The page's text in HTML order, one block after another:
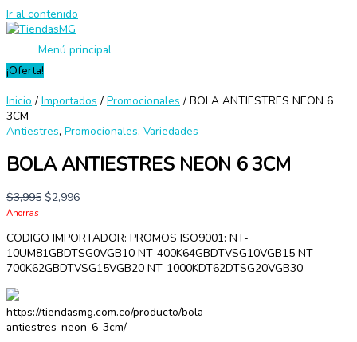
Ir al contenido
Menú principal
¡Oferta!
Inicio / Importados / Promocionales / BOLA ANTIESTRES NEON 6
3CM
Antiestres, Promocionales, Variedades
BOLA ANTIESTRES NEON 6 3CM
$3,995 $2,996
Ahorras
CODIGO IMPORTADOR: PROMOS ISO9001: NT-
10UM81GBDTSG0VGB10 NT-400K64GBDTVSG10VGB15 NT-
700K62GBDTVSG15VGB20 NT-1000KDT62DTSG20VGB30
https://tiendasmg.com.co/producto/bola-
antiestres-neon-6-3cm/